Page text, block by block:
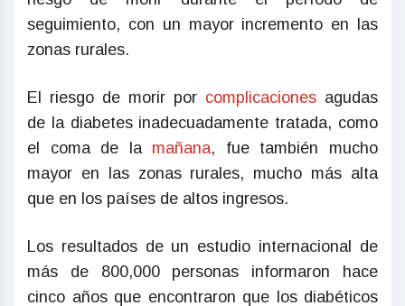
seguimiento, con un mayor incremento en las
zonas rurales.
El riesgo de morir por complicaciones agudas
de la diabetes inadecuadamente tratada, como
el coma de la mañana, fue también mucho
mayor en las zonas rurales, mucho más alta
que en los países de altos ingresos.
Los resultados de un estudio internacional de
más de 800,000 personas informaron hace
cinco años que encontraron que los diabéticos